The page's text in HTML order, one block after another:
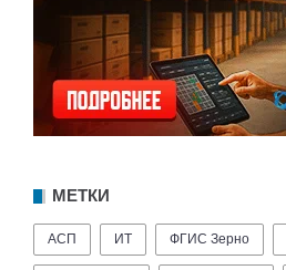
МЕТКИ
АСП ИТ ФГИС Зерно